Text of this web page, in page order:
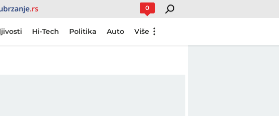
0
Hi-Tech Politika Auto Više